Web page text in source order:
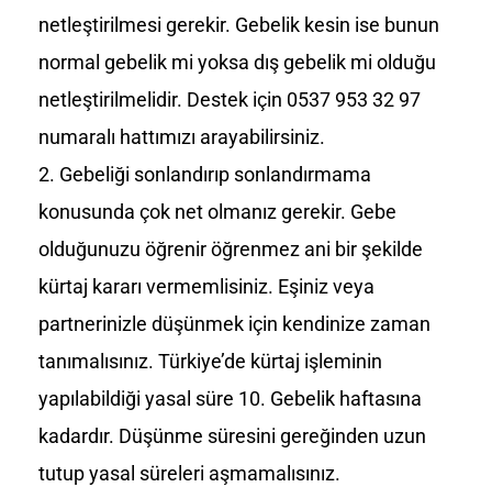
netleştirilmesi gerekir. Gebelik kesin ise bunun
normal gebelik mi yoksa dış gebelik mi olduğu
netleştirilmelidir. Destek için 0537 953 32 97
numaralı hattımızı arayabilirsiniz.
Gebeliği sonlandırıp sonlandırmama
konusunda çok net olmanız gerekir. Gebe
olduğunuzu öğrenir öğrenmez ani bir şekilde
kürtaj kararı vermemlisiniz. Eşiniz veya
partnerinizle düşünmek için kendinize zaman
tanımalısınız. Türkiye’de kürtaj işleminin
yapılabildiği yasal süre 10. Gebelik haftasına
kadardır. Düşünme süresini gereğinden uzun
tutup yasal süreleri aşmamalısınız.